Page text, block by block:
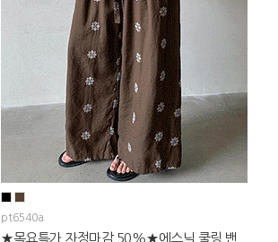
pt6540a
★목요특가 자정마감 50%★에스닉 쿨링 밴